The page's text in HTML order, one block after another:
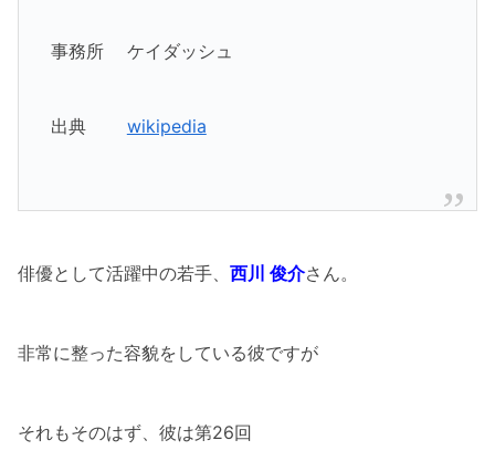
事務所 ケイダッシュ
出典 wikipedia
俳優として活躍中の若手、 西川 俊介さん。
非常に整った容貌をしている彼ですが
それもそのはず、彼は第26回